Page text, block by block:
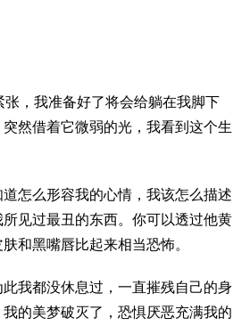
，我准备好了将会给躺在我脚下
然借着它微弱的光，我看到这个生
怎么形容我的心情，我该怎么描述
见过最丑的东西。你可以透过他黄
和黑嘴唇比起来相当恐怖。
我都没休息过，一直摧残自己的身
的美梦破灭了，恐惧厌恶充满我的